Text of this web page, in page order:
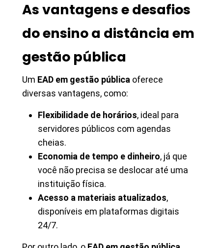
As vantagens e desafios
do ensino a distância em
gestão pública
Um EAD em gestão pública oferece
diversas vantagens, como:
Flexibilidade de horários, ideal para
servidores públicos com agendas
cheias.
Economia de tempo e dinheiro, já que
você não precisa se deslocar até uma
instituição física.
Acesso a materiais atualizados,
disponíveis em plataformas digitais
24/7.